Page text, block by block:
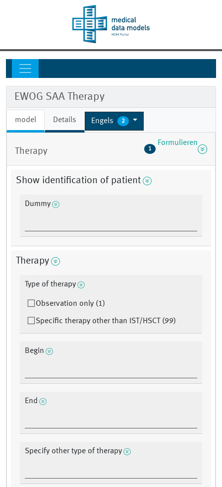
EWOG SAA Therapy
model Details Engels 2
Therapy 1
Formulieren
Show identification of patient
Dummy
Therapy
Type of therapy
Observation only (1)
Specific therapy other than IST/HSCT (99)
Begin
End
Specify other type of therapy